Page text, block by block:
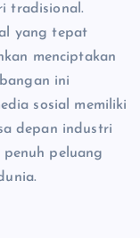
tradisional.
yang tepat
menciptakan
ini
sosial memiliki
depan industri
peluang